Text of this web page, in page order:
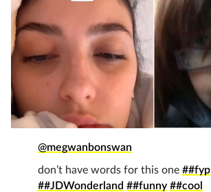
@megwanbonswan
don’t have words for this one ##fyp
##JDWonderland ##funny ##cool